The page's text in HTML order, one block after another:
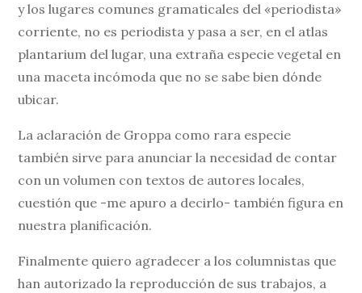
y los lugares comunes gramaticales del «periodista»
corriente, no es periodista y pasa a ser, en el atlas
plantarium del lugar, una extraña especie vegetal en
una maceta incómoda que no se sabe bien dónde
ubicar.
La aclaración de Groppa como rara especie
también sirve para anunciar la necesidad de contar
con un volumen con textos de autores locales,
cuestión que -me apuro a decirlo- también figura en
nuestra planificación.
Finalmente quiero agradecer a los columnistas que
han autorizado la reproducción de sus trabajos, a